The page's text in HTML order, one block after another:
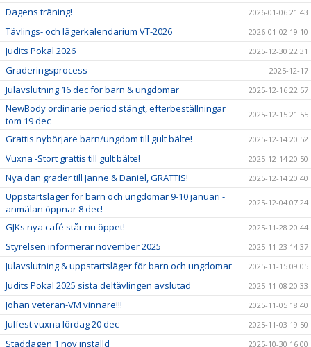
Dagens träning! 2026-01-06 21:43
Tävlings- och lägerkalendarium VT-2026 2026-01-02 19:10
Judits Pokal 2026 2025-12-30 22:31
Graderingsprocess 2025-12-17
Julavslutning 16 dec för barn & ungdomar 2025-12-16 22:57
NewBody ordinarie period stängt, efterbeställningar
tom 19 dec
2025-12-15 21:55
Grattis nybörjare barn/ungdom till gult bälte! 2025-12-14 20:52
Vuxna -Stort grattis till gult bälte! 2025-12-14 20:50
Nya dan grader till Janne & Daniel, GRATTIS! 2025-12-14 20:40
Uppstartsläger för barn och ungdomar 9-10 januari -
anmälan öppnar 8 dec!
2025-12-04 07:24
GJKs nya café står nu öppet! 2025-11-28 20:44
Styrelsen informerar november 2025 2025-11-23 14:37
Julavslutning & uppstartsläger för barn och ungdomar 2025-11-15 09:05
Judits Pokal 2025 sista deltävlingen avslutad 2025-11-08 20:33
Johan veteran-VM vinnare!!! 2025-11-05 18:40
Julfest vuxna lördag 20 dec 2025-11-03 19:50
Städdagen 1 nov inställd 2025-10-30 16:00